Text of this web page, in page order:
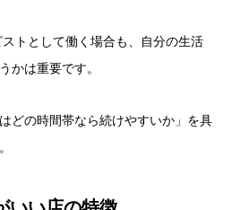
トとして働く場合も、自分の生活
かは重要です。
どの時間帯なら続けやすいか」を具